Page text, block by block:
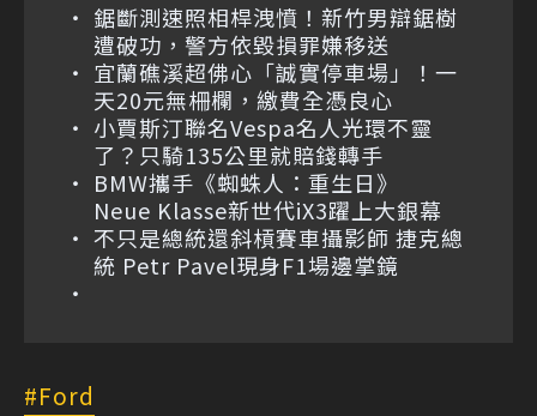
鋸斷測速照相桿洩憤！新竹男辯鋸樹
遭破功，警方依毀損罪嫌移送
宜蘭礁溪超佛心「誠實停車場」！一
天20元無柵欄，繳費全憑良心
小賈斯汀聯名Vespa名人光環不靈
了？只騎135公里就賠錢轉手
BMW攜手《蜘蛛人：重生日》
Neue Klasse新世代iX3躍上大銀幕
不只是總統還斜槓賽車攝影師 捷克總
統 Petr Pavel現身F1場邊掌鏡
Ford